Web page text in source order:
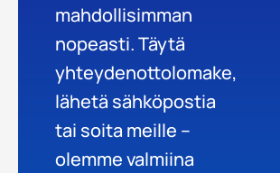
mahdollisimman
nopeasti. Täytä
yhteydenottolomake,
lähetä sähköpostia
tai soita meille –
olemme valmiina